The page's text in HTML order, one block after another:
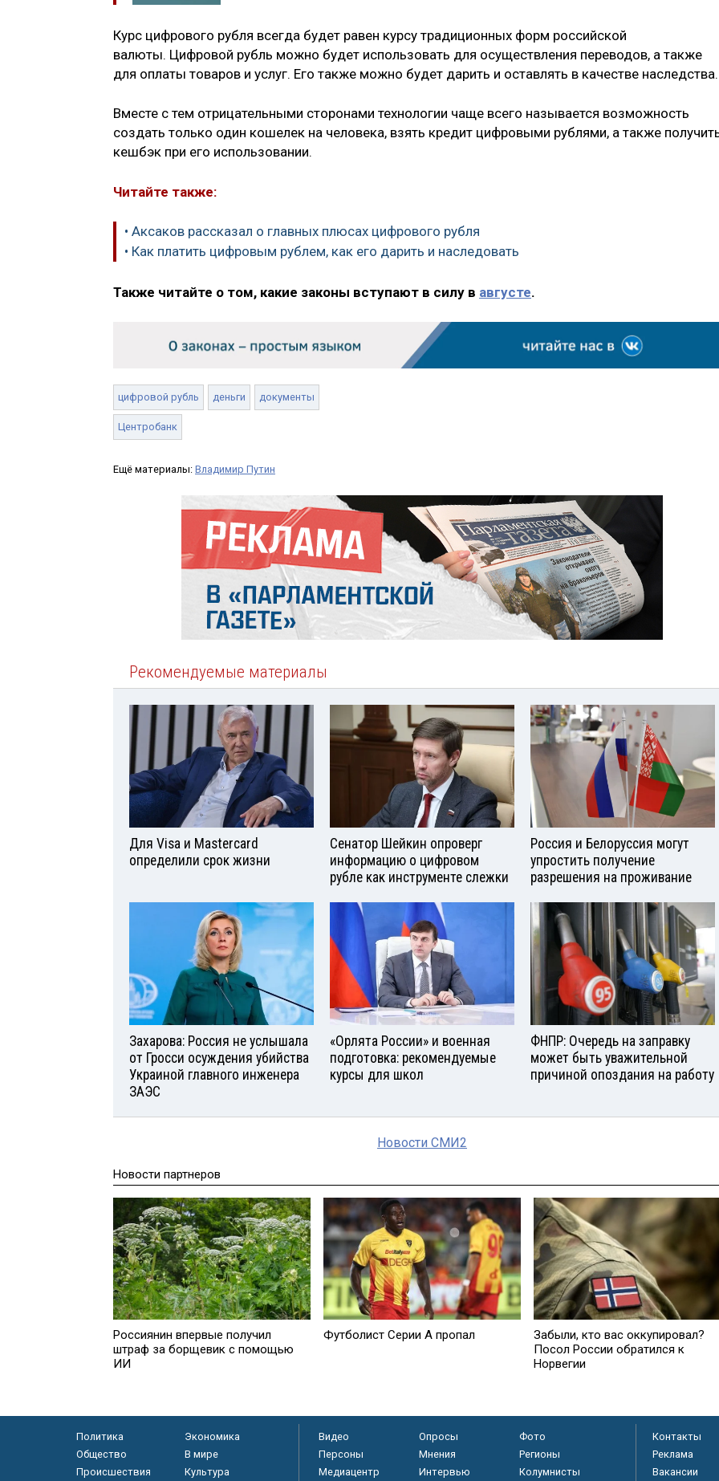
Курс цифрового рубля всегда будет равен курсу традиционных форм российской
валюты. Цифровой рубль можно будет использовать для осуществления переводов, а также
для оплаты товаров и услуг. Его также можно будет дарить и оставлять в качестве наследства.
Вместе с тем отрицательными сторонами технологии чаще всего называется возможность
создать только один кошелек на человека, взять кредит цифровыми рублями, а также
кешбэк при его использовании.
Читайте также:
• Аксаков рассказал о главных плюсах цифрового рубля
• Как платить цифровым рублем, как его дарить и наследовать
Также читайте о том, какие законы вступают в силу в августе.
цифровой рубль деньги документы
Центробанк
Ещё материалы: Владимир Путин
Рекомендуемые материалы
Для Visа и Mastercard
определили срок жизни
Сенатор Шейкин опроверг
информацию о цифровом
рубле как инструменте слежки
Россия и Белоруссия могут
упростить получение
разрешения на проживание
Захарова: Россия не услышала
от Гросси осуждения убийства
Украиной главного инженера
ЗАЭС
«Орлята России» и военная
подготовка: рекомендуемые
курсы для школ
ФНПР: Очередь на заправку
может быть уважительной
причиной опоздания на работу
Новости СМИ2
Новости партнеров
Россиянин впервые получил
штраф за борщевик с помощью
ИИ
Футболист Серии А пропал
Забыли, кто вас оккупировал?
Посол России обратился к
Норвегии
Политика
Экономика
Общество
В мире
Происшествия
Культура
Видео Опросы
Фото
Персоны
Мнения
Регионы
Медиацентр
Интервью Колумнисты
Контакты
Реклама
Вакансии